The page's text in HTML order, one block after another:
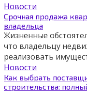
Новости
Срочная продажа
владельца
Жизненные
что владельцу
реализовать
Новости
Как выбрать
строительства: